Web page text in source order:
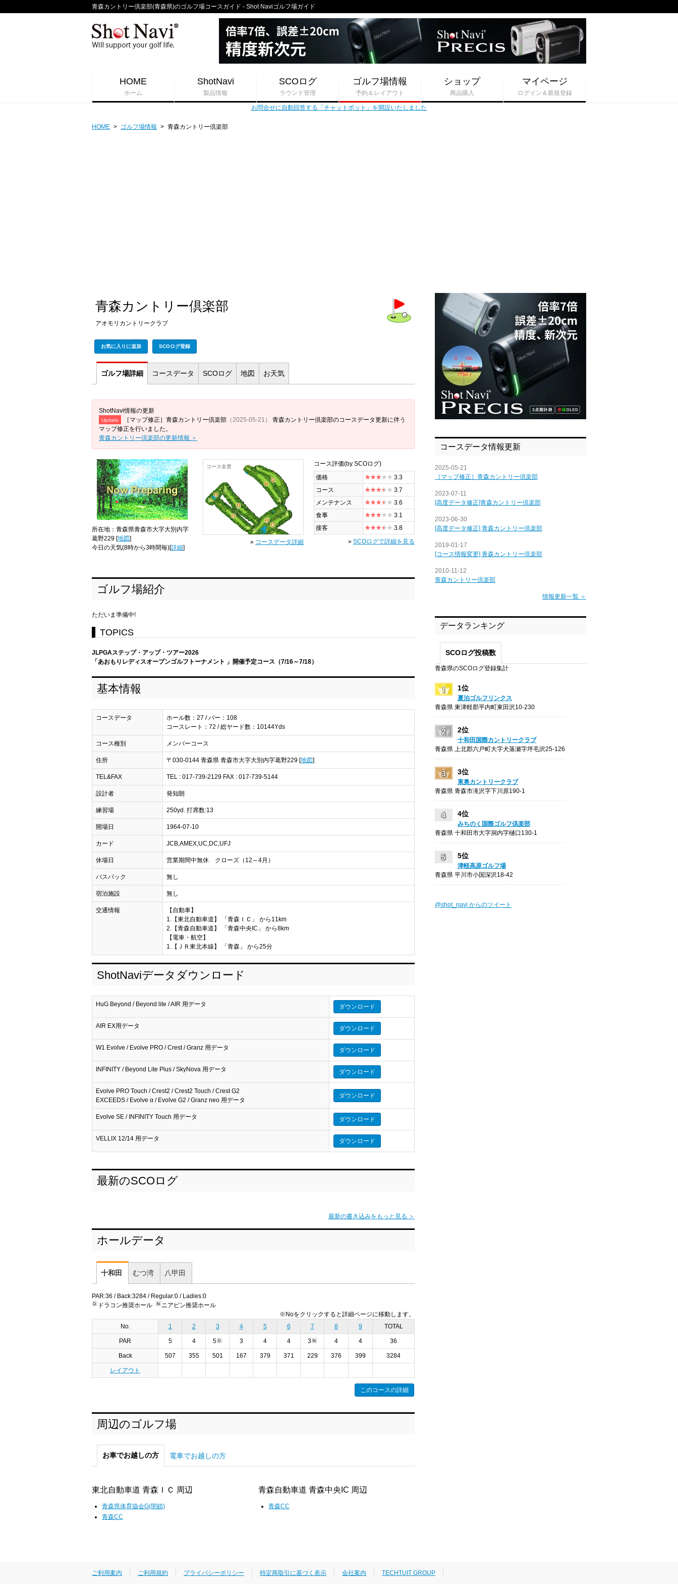
青森カントリー倶楽部(青森県)のゴルフ場コースガイド - Shot Naviゴルフ場ガイド
HOME
ホーム
ShotNavi
製品情報
SCOログ
ラウンド管理
ゴルフ場情報
予約＆レイアウト
ショップ
商品購入
マイページ
ログイン＆新規登録
お問合せに自動回答する「チャットボット」を開設いたしました
HOME > ゴルフ場情報 > 青森カントリー倶楽部
青森カントリー倶楽部
アオモリカントリークラブ
お気に入りに追加 SCOログ登録
ゴルフ場詳細 コースデータ SCOログ 地図 お天気
ShotNavi情報の更新
Update ［マップ修正］青森カントリー倶楽部 （2025-05-21）
青森カントリー倶楽部のコースデータ更新に伴う
マップ修正を行いました。
青森カントリー倶楽部の更新情報 ＞
所在地：青森県青森市大字大別内字
葛野229 [地図]
今日の天気(8時から3時間毎)[詳細]
コース全景
» コースデータ詳細
コース評価(by SCOログ)
価格
3.3
コース
3.7
メンテナンス
3.6
食事
3.1
接客
3.8
» SCOログで詳細を見る
ゴルフ場紹介
ただいま準備中!
TOPICS
JLPGAステップ・アップ・ツアー2026
「あおもりレディスオープンゴルフトーナメント 」開催予定コース（7/16～7/18）
基本情報
コースデータ
ホール数：27 / パー：108
コースレート：72 / 総ヤード数：10144Yds
コース種別 メンバーコース
住所 〒030-0144 青森県 青森市大字大別内字葛野229 [地図]
TEL&FAX TEL : 017-739-2129 FAX : 017-739-5144
設計者 発知朗
練習場 250yd. 打席数:13
開場日 1964-07-10
カード JCB,AMEX,UC,DC,UFJ
休場日 営業期間中無休 クローズ（12～4月）
バスパック 無し
宿泊施設 無し
交通情報
【自動車】
1.【東北自動車道】 「青森ＩＣ」 から11km
2.【青森自動車道】 「青森中央IC」 から8km
【電車・航空】
1.【ＪＲ東北本線】 「青森」 から25分
ShotNaviデータダウンロード
HuG Beyond / Beyond lite / AIR 用データ ダウンロード
AIR EX用データ ダウンロード
W1 Evolve / Evolve PRO / Crest / Granz 用データ ダウンロード
INFINITY / Beyond Lite Plus / SkyNova 用データ ダウンロード
Evolve PRO Touch / Crest2 / Crest2 Touch / Crest G2
EXCEEDS / Evolve α / Evolve G2 / Granz neo 用データ
ダウンロード
Evolve SE / INFINITY Touch 用データ ダウンロード
VELLIX 12/14 用データ ダウンロード
最新のSCOログ
最新の書き込みをもっと見る ＞
ホールデータ
十和田 むつ湾 八甲田
PAR:36 / Back:3284 / Regular:0 / Ladies:0
ドラコン推奨ホール
ニアピン推奨ホール
※Noをクリックすると詳細ページに移動します。
No.
1 2 3 4 5 6 7 8 9 TOTAL
PAR 5 4 5 3 4 4 3 4 4 36
Back 507 355 501 167 379 371 229 376 399 3284
レイアウト
このコースの詳細
周辺のゴルフ場
お車でお越しの方 電車でお越しの方
東北自動車道 青森ＩＣ 周辺
青森県体育協会G(閉鎖)
青森CC
青森自動車道 青森中央IC 周辺
青森CC
コースデータ情報更新
2025-05-21
［マップ修正］青森カントリー倶楽部
2023-07-11
[高度データ修正]青森カントリー倶楽部
2023-06-30
[高度データ修正] 青森カントリー倶楽部
2019-01-17
[コース情報変更] 青森カントリー倶楽部
2010-11-12
青森カントリー倶楽部
情報更新一覧 ＞
データランキング
SCOログ投稿数
青森県のSCOログ登録集計
1位
夏泊ゴルフリンクス
青森県 東津軽郡平内町東田沢10-230
2位
十和田国際カントリークラブ
青森県 上北郡六戸町大字犬落瀬字坪毛沢25-126
3位
東奥カントリークラブ
青森県 青森市滝沢字下川原190-1
4位
みちのく国際ゴルフ倶楽部
青森県 十和田市大字洞内字樋口130-1
5位
津軽高原ゴルフ場
青森県 平川市小国深沢18-42
@shot_navi からのツイート
ご利用案内 ご利用規約 プライバシーポリシー 特定商取引に基づく表示 会社案内 TECHTUIT GROUP